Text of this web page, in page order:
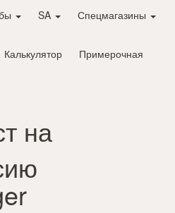
SA Спецмагазины
Калькулятор Примерочная
на